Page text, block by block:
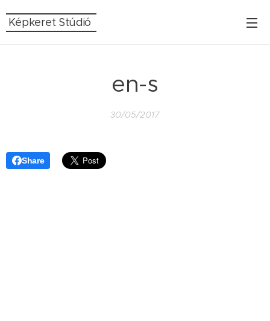
Képkeret Stúdió
en-s
30/05/2017
Share